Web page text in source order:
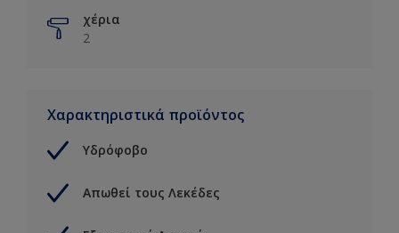
χέρια
2
Χαρακτηριστικά προϊόντος
Υδρόφοβο
Απωθεί τους Λεκέδες